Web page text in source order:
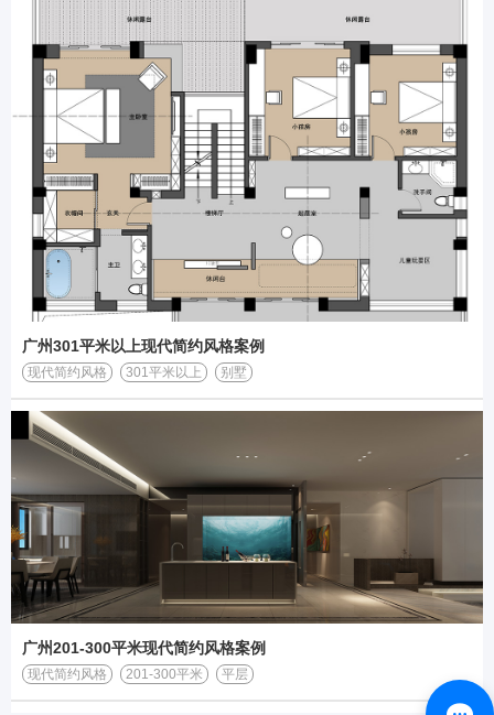
广州301平米以上现代简约风格案例
现代简约风格 301平米以上 别墅
广州201-300平米现代简约风格案例
现代简约风格 201-300平米 平层